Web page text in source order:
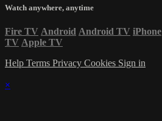
Watch anywhere, anytime
Fire TV Android Android TV iPhone
TV Apple TV
Help Terms Privacy Cookies Sign in
×